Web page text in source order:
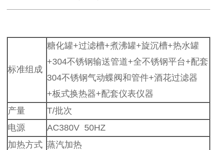
标准组成
糖化罐+过滤槽+煮沸罐+旋沉槽+热水罐
+304不锈钢输送管道+全不锈钢平台+配套
304不锈钢气动蝶阀和管件+酒花过滤器
+板式换热器+配套仪表仪器
产量
T/批次
电源
AC380V 50HZ
加热方式 蒸汽加热